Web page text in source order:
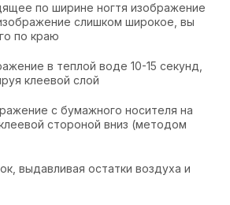
по ширине ногтя изображение
слишком широкое, вы
по краю
в теплой воде 10-15 секунд,
клеевой слой
с бумажного носителя на
стороной вниз (методом
выдавливая остатки воздуха и